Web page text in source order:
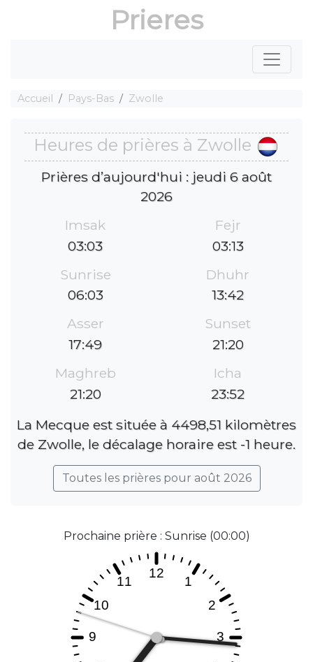
Prieres
Accueil Pays-Bas Zwolle
Heures de prières à Zwolle
Prières d’aujourd'hui : jeudi 6 août
2026
Imsak
03:03
Fejr
03:13
Sunrise
06:03
Dhuhr
13:42
Asser
17:49
Sunset
21:20
Maghreb
21:20
Icha
23:52
La Mecque est située à 4498,51 kilomètres
de Zwolle, le décalage horaire est -1 heure.
Toutes les prières pour août 2026
Prochaine prière : Sunrise (00:00)